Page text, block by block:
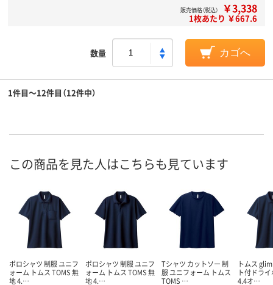
販売価格（税込） ￥3,338
1枚あたり ￥667.6
数量 カゴへ
1件目～12件目（12件中）
この商品を見た人はこちらも見ています
ポロシャツ 制服 ユニフ
ォーム トムス TOMS 無
地 4.…
ポロシャツ 制服 ユニフ
ォーム トムス TOMS 無
地 4.…
Tシャツ カットソー 制
服 ユニフォーム トムス
TOMS …
トムス
ト付ドラ
4.4オ…